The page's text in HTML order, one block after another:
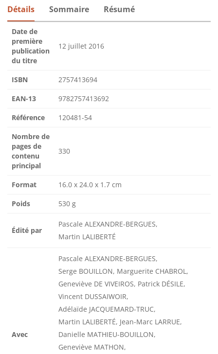
Détails Sommaire Résumé
Date de
première
publication
du titre
12 juillet 2016
ISBN 2757413694
EAN-13 9782757413692
Référence 120481-54
Nombre de
pages de
contenu
principal
330
Format 16.0 x 24.0 x 1.7 cm
Poids 530 g
Édité par
Pascale ALEXANDRE-BERGUES,
Martin LALIBERTÉ
Avec
Pascale ALEXANDRE-BERGUES,
Serge BOUILLON, Marguerite CHABROL,
Geneviève DE VIVEIROS, Patrick DÉSILE,
Vincent DUSSAIWOIR,
Adélaïde JACQUEMARD-TRUC,
Martin LALIBERTÉ, Jean-Marc LARRUE,
Danielle MATHIEU-BOUILLON,
Geneviève MATHON,